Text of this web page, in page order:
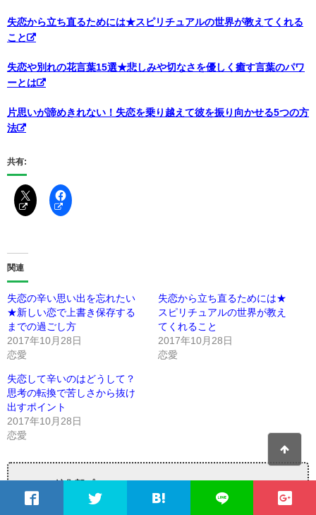
失恋から立ち直るためには★スピリチュアルの世界が教えてくれる
こと
失恋や別れの花言葉15選★悲しみや切なさを優しく癒す言葉のパワ
ーとは
片思いが諦めきれない！失恋を乗り越えて彼を振り向かせる5つの方
法
共有:
関連
失恋の辛い思い出を忘れたい
★新しい恋で上書き保存する
までの過ごし方
2017年10月28日
恋愛
失恋から立ち直るためには★
スピリチュアルの世界が教え
てくれること
2017年10月28日
恋愛
失恋して辛いのはどうして？
思考の転換で苦しさから抜け
出すポイント
2017年10月28日
恋愛
bitomos編集部プロフィール